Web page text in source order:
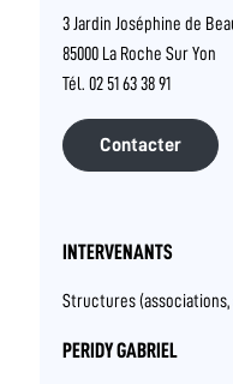
3 Jardin Joséphine de
85000 La Roche Sur Yon
Tél. 02 51 63 38 91
Contacter
INTERVENANTS
Structures
PERIDY GABRIEL